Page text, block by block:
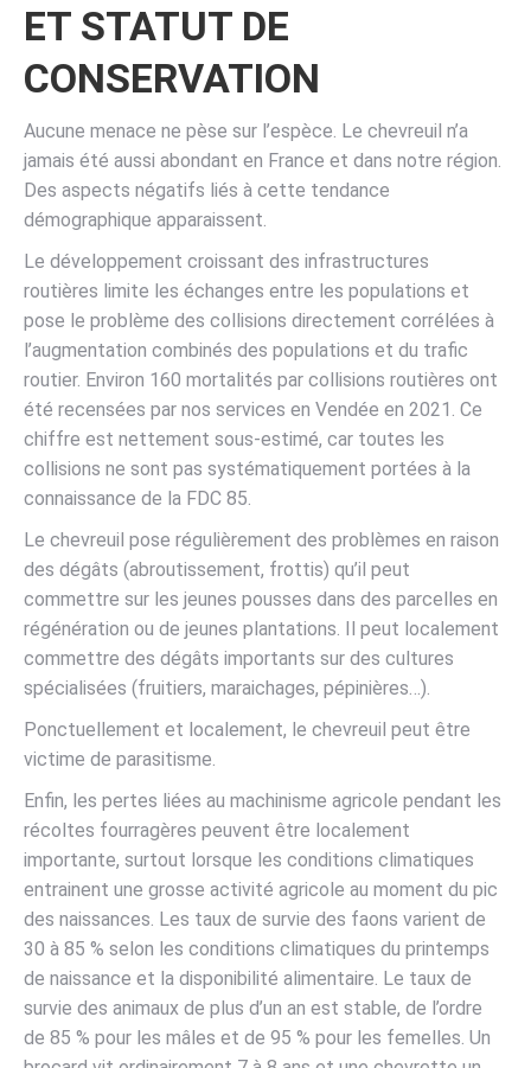
ET STATUT DE
CONSERVATION
Aucune menace ne pèse sur l’espèce. Le chevreuil n’a
jamais été aussi abondant en France et dans notre région.
Des aspects négatifs liés à cette tendance
démographique apparaissent.
Le développement croissant des infrastructures
routières limite les échanges entre les populations et
pose le problème des collisions directement corrélées à
l’augmentation combinés des populations et du trafic
routier. Environ 160 mortalités par collisions routières ont
été recensées par nos services en Vendée en 2021. Ce
chiffre est nettement sous-estimé, car toutes les
collisions ne sont pas systématiquement portées à la
connaissance de la FDC 85.
Le chevreuil pose régulièrement des problèmes en raison
des dégâts (abroutissement, frottis) qu’il peut
commettre sur les jeunes pousses dans des parcelles en
régénération ou de jeunes plantations. Il peut localement
commettre des dégâts importants sur des cultures
spécialisées (fruitiers, maraichages, pépinières…).
Ponctuellement et localement, le chevreuil peut être
victime de parasitisme.
Enfin, les pertes liées au machinisme agricole pendant les
récoltes fourragères peuvent être localement
importante, surtout lorsque les conditions climatiques
entrainent une grosse activité agricole au moment du pic
des naissances. Les taux de survie des faons varient de
30 à 85 % selon les conditions climatiques du printemps
de naissance et la disponibilité alimentaire. Le taux de
survie des animaux de plus d’un an est stable, de l’ordre
de 85 % pour les mâles et de 95 % pour les femelles. Un